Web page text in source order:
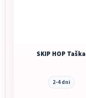
SKIP HOP Taška
2-4 dni